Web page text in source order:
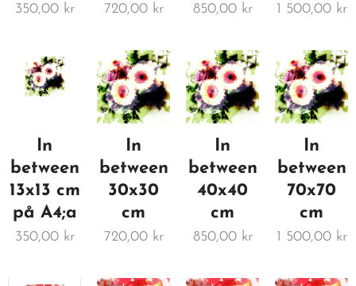
350,00kr 720,00kr 850,00kr 1 500,00kr
In
between
13x13 cm
på A4;a
350,00kr
In
between
30x30
cm
720,00kr
In
between
40x40
cm
850,00kr
In
between
70x70
cm
1 500,00kr